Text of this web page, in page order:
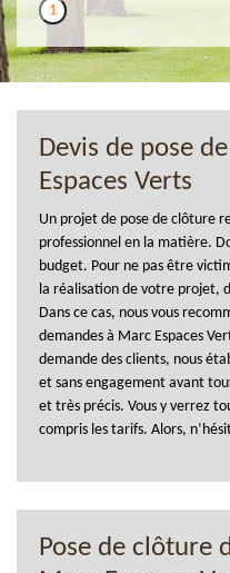
1
Devis de pose
Espaces Verts
Un projet de pose de clôture
professionnel en la matière.
budget. Pour ne pas être
la réalisation de votre projet,
Dans ce cas, nous vous
demandes à Marc Espaces
demande des clients, nous
et sans engagement avant
et très précis. Vous y verrez
compris les tarifs. Alors,
Pose de clôture